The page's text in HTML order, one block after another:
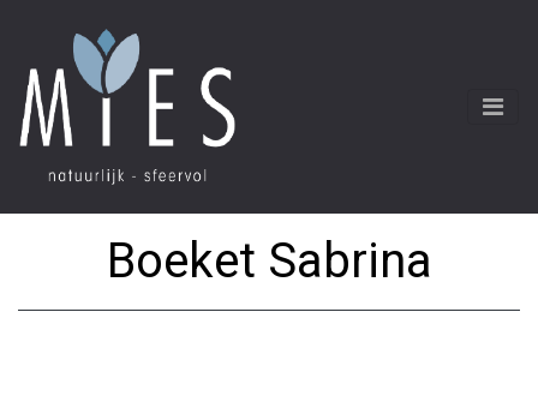
Boeket Sabrina